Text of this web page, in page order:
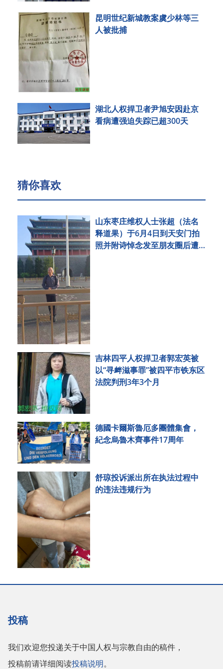
昆明世纪新城教案虞少林等三
人被批捕
湖北人权捍卫者尹旭安因赴京
看病遭强迫失踪已超300天
猜你喜欢
山东枣庄维权人士张超（法名
释道果）于6月4日到天安门拍
照并附诗悼念发至朋友圈后遭
吉林四平人权捍卫者郭宏英被
以“寻衅滋事罪”被四平市铁东区
法院判刑3年3个月
德國卡爾斯魯厄多團體集會，
紀念烏魯木齊事件17周年
舒琼投诉派出所在执法过程中
的违法违规行为
投稿
我们欢迎您投递关于中国人权与宗教自由的稿件，
投稿前请详细阅读投稿说明。